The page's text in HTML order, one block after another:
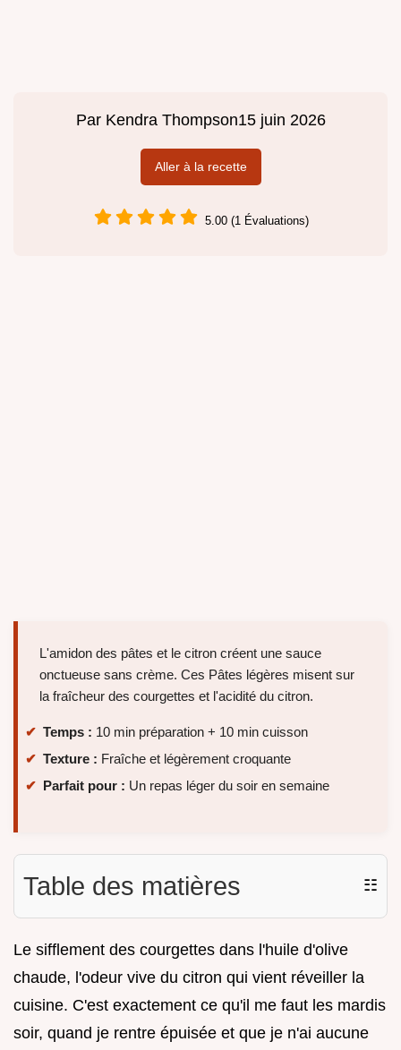
Par Kendra Thompson15 juin 2026
Aller à la recette
5.00 (1 Évaluations)
L'amidon des pâtes et le citron créent une sauce
onctueuse sans crème. Ces Pâtes légères misent sur
la fraîcheur des courgettes et l'acidité du citron.
Temps : 10 min préparation + 10 min cuisson
Texture : Fraîche et légèrement croquante
Parfait pour : Un repas léger du soir en semaine
Table des matières ☷
Le sifflement des courgettes dans l'huile d'olive
chaude, l'odeur vive du citron qui vient réveiller la
cuisine. C'est exactement ce qu'il me faut les mardis
soir, quand je rentre épuisée et que je n'ai aucune